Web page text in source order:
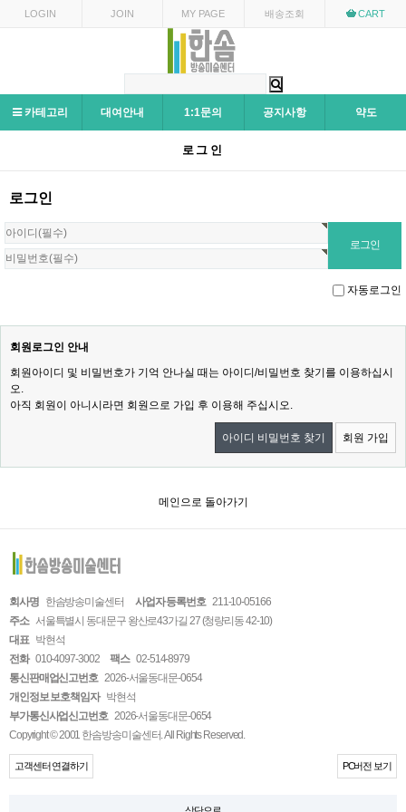
LOGIN JOIN MY PAGE 배송조회 CART
카테고리 대여안내 1:1문의 공지사항 약도
로그인
로그인
자동로그인
회원로그인 안내
회원아이디 및 비밀번호가 기억 안나실 때는 아이디/비밀번호 찾기를 이용하십시
오.
아직 회원이 아니시라면 회원으로 가입 후 이용해 주십시오.
아이디 비밀번호 찾기 회원 가입
메인으로 돌아가기
회사명 한솜방송미술센터 사업자 등록번호 211-10-05166
주소 서울특별시 동대문구 왕산로43가길 27 (청량리동 42-10)
대표 박현석
전화 010-4097-3002 팩스 02-514-8979
통신판매업신고번호 2026-서울동대문-0654
개인정보 보호책임자 박현석
부가통신사업신고번호 2026-서울동대문-0654
Copyright © 2001 한솜방송미술센터. All Rights Reserved.
고객센터 연결하기 PC버전 보기